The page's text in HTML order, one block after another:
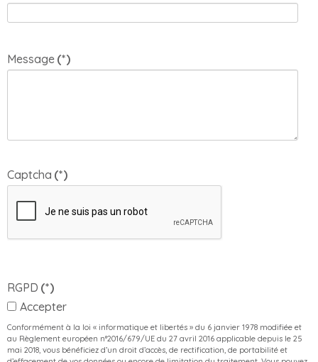
Message (*)
Captcha (*)
RGPD (*)
Accepter
Conformément à la loi « informatique et libertés » du 6 janvier 1978 modifiée et
au Règlement européen n°2016/679/UE du 27 avril 2016 applicable depuis le 25
mai 2018, vous bénéficiez d’un droit d’accès, de rectification, de portabilité et